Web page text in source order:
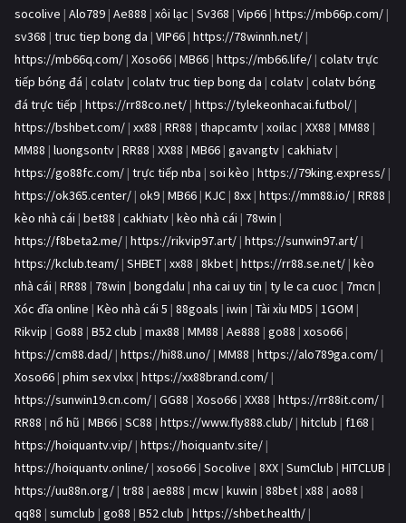
socolive | Alo789 | Ae888 | xôi lạc | Sv368 | Vip66 | https://mb66p.com/ |
sv368 | truc tiep bong da | VIP66 | https://78winnh.net/ |
https://mb66q.com/ | Xoso66 | MB66 | https://mb66.life/ | colatv trực
tiếp bóng đá | colatv | colatv truc tiep bong da | colatv | colatv bóng
đá trực tiếp | https://rr88co.net/ | https://tylekeonhacai.futbol/ |
https://bshbet.com/ | xx88 | RR88 | thapcamtv | xoilac | XX88 | MM88 |
MM88 | luongsontv | RR88 | XX88 | MB66 | gavangtv | cakhiatv |
https://go88fc.com/ | trực tiếp nba | soi kèo | https://79king.express/ |
https://ok365.center/ | ok9 | MB66 | KJC | 8xx | https://mm88.io/ | RR88 |
kèo nhà cái | bet88 | cakhiatv | kèo nhà cái | 78win |
https://f8beta2.me/ | https://rikvip97.art/ | https://sunwin97.art/ |
https://kclub.team/ | SHBET | xx88 | 8kbet | https://rr88.se.net/ | kèo
nhà cái | RR88 | 78win | bongdalu | nha cai uy tin | ty le ca cuoc | 7mcn |
Xóc đĩa online | Kèo nhà cái 5 | 88goals | iwin | Tài xỉu MD5 | 1GOM |
Rikvip | Go88 | B52 club | max88 | MM88 | Ae888 | go88 | xoso66 |
https://cm88.dad/ | https://hi88.uno/ | MM88 | https://alo789ga.com/ |
Xoso66 | phim sex vlxx | https://xx88brand.com/ |
https://sunwin19.cn.com/ | GG88 | Xoso66 | XX88 | https://rr88it.com/ |
RR88 | nổ hũ | MB66 | SC88 | https://www.fly888.club/ | hitclub | f168 |
https://hoiquantv.vip/ | https://hoiquantv.site/ |
https://hoiquantv.online/ | xoso66 | Socolive | 8XX | SumClub | HITCLUB |
https://uu88n.org/ | tr88 | ae888 | mcw | kuwin | 88bet | x88 | ao88 |
qq88 | sumclub | go88 | B52 club | https://shbet.health/ |